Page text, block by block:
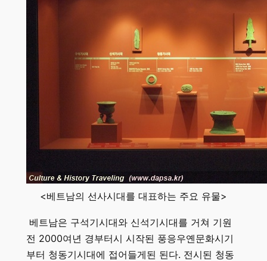
<베트남의 선사시대를 대표하는 주요 유물>
베트남은 구석기시대와 신석기시대를 거쳐 기원
전 2000여년 경부터시 시작된 풍응우옌문화시기
부터 청동기시대에 접어들게된 된다. 전시된 청동